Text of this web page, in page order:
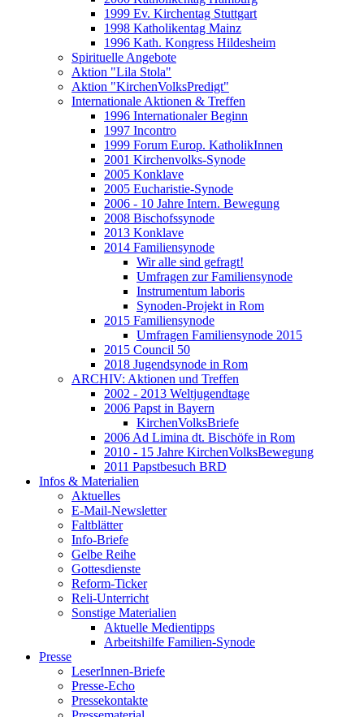
1999 Ev. Kirchentag Stuttgart
1998 Katholikentag Mainz
1996 Kath. Kongress Hildesheim
Spirituelle Angebote
Aktion "Lila Stola"
Aktion "KirchenVolksPredigt"
Internationale Aktionen & Treffen
1996 Internationaler Beginn
1997 Incontro
1999 Forum Europ. KatholikInnen
2001 Kirchenvolks-Synode
2005 Konklave
2005 Eucharistie-Synode
2006 - 10 Jahre Intern. Bewegung
2008 Bischofssynode
2013 Konklave
2014 Familiensynode
Wir alle sind gefragt!
Umfragen zur Familiensynode
Instrumentum laboris
Synoden-Projekt in Rom
2015 Familiensynode
Umfragen Familiensynode 2015
2015 Council 50
2018 Jugendsynode in Rom
ARCHIV: Aktionen und Treffen
2002 - 2013 Weltjugendtage
2006 Papst in Bayern
KirchenVolksBriefe
2006 Ad Limina dt. Bischöfe in Rom
2010 - 15 Jahre KirchenVolksBewegung
2011 Papstbesuch BRD
Infos & Materialien
Aktuelles
E-Mail-Newsletter
Faltblätter
Info-Briefe
Gelbe Reihe
Gottesdienste
Reform-Ticker
Reli-Unterricht
Sonstige Materialien
Aktuelle Medientipps
Arbeitshilfe Familien-Synode
Presse
LeserInnen-Briefe
Presse-Echo
Pressekontakte